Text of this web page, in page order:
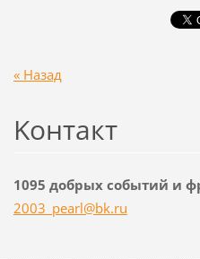
« Назад
Koнтакт
1095 добрых событий и
2003_pearl@bk.ru